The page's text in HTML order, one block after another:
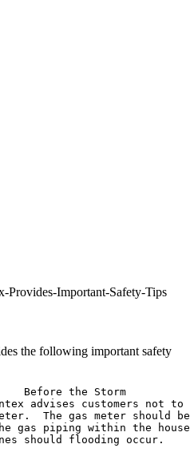
Provides-Important-Safety-Tips
the following important safety
Before the Storm
advises customers not to
The gas meter should
gas piping within the
should flooding occur.